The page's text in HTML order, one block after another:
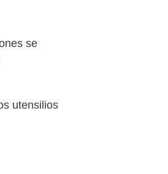
se
utensilios